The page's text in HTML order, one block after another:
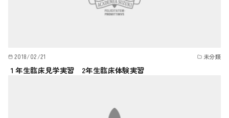
2018/02/21 未分類
１年生臨床見学実習 2年生臨床体験実習